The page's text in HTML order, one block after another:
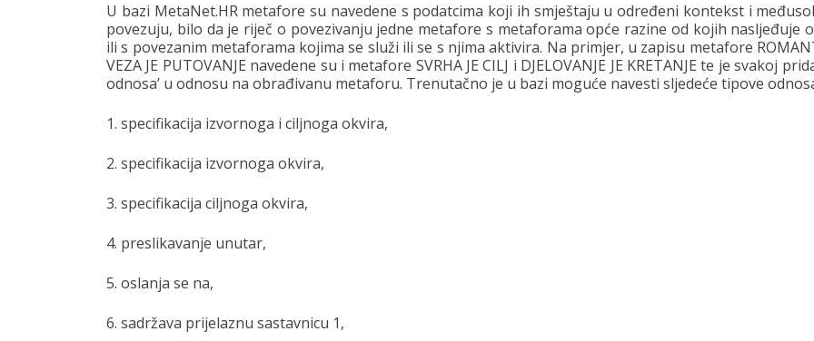
U bazi MetaNet.HR metafore su navedene s podatcima koji ih smještaju u određeni kontekst i
povezuju, bilo da je riječ o povezivanju jedne metafore s metaforama opće razine od kojih nasljeđuje
ili s povezanim metaforama kojima se služi ili se s njima aktivira. Na primjer, u zapisu metafore
VEZA JE PUTOVANJE navedene su i metafore SVRHA JE CILJ i DJELOVANJE JE KRETANJE te je svakoj
odnosa’ u odnosu na obrađivanu metaforu. Trenutačno je u bazi moguće navesti sljedeće tipove
1. specifikacija izvornoga i ciljnoga okvira,
2. specifikacija izvornoga okvira,
3. specifikacija ciljnoga okvira,
4. preslikavanje unutar,
5. oslanja se na,
6. sadržava prijelaznu sastavnicu 1,